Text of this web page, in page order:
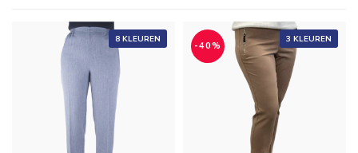
8 KLEUREN 3 KLEUREN
-40%